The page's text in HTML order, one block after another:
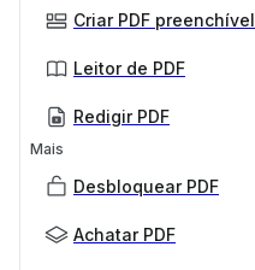
Criar PDF preenchível
Leitor de PDF
Redigir PDF
Mais
Desbloquear PDF
Achatar PDF